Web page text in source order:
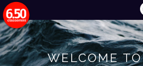
WELCOME